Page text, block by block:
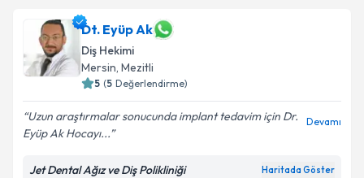
Dt. Eyüp Ak
Diş Hekimi
Mersin, Mezitli
5 (5 Değerlendirme)
Uzun araştırmalar sonucunda implant tedavim için Dr.
Eyüp Ak Hocayı...
Devamı
Jet Dental Ağız ve Diş Polikliniği Haritada Göster